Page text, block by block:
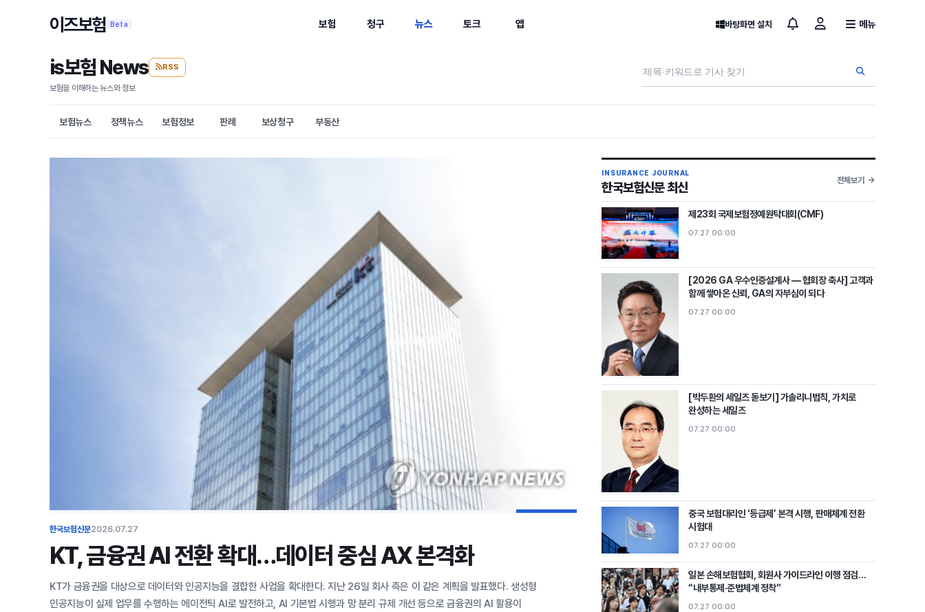
이즈보험 Beta 보험 청구 뉴스 토크 앱 바탕화면 설치 메뉴
is보험 News RSS
보험을 이해하는 뉴스와 정보
보험뉴스 정책뉴스 보험정보 판례 보상청구 부동산
한국보험신문2026.07.27
KT, 금융권 AI 전환 확대…데이터 중심 AX 본격화
KT가 금융권을 대상으로 데이터와 인공지능을 결합한 사업을 확대한다. 지난 26일 회사 측은 이 같은 계획을 발표했다. 생성형
인공지능이 실제 업무를 수행하는 에이전틱 AI로 발전하고, AI 기본법 시행과 망 분리 규제 개선 등으로 금융권의 AI 활용이
INSURANCE JOURNAL
한국보험신문 최신 전체보기
제23회 국제보험정예원탁대회(CMF)
07.27 00:00
[2026 GA 우수인증설계사 — 협회장 축사] 고객과
함께 쌓아온 신뢰, GA의 자부심이 되다
07.27 00:00
[박두환의 세일즈 돋보기] 가솔리니법칙, 가치로
완성하는 세일즈
07.27 00:00
중국 보험대리인 ‘등급제’ 본격 시행, 판매체계 전환
시험대
07.27 00:00
일본 손해보험협회, 회원사 가이드라인 이행 점검…
“내부통제·준법체계 정착”
07.27 00:00